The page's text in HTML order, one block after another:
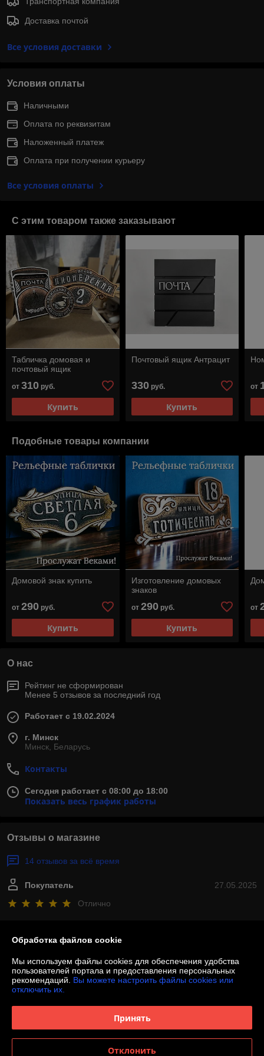
Доставка почтой
Все условия доставки
Условия оплаты
Наличными
Оплата по реквизитам
Наложенный платеж
Оплата при получении курьеру
Все условия оплаты
С этим товаром также заказывают
Табличка домовая и
почтовый ящик
от 310 руб.
Купить
Почтовый ящик Антрацит
330руб.
Купить
от
Подобные товары компании
Домовой знак купить
от 290 руб.
Купить
Изготовление домовых
знаков
от 290руб.
Купить
от
О нас
Рейтинг не сформирован
Менее 5 отзывов за последний год
Работает с 19.02.2024
г. Минск
Минск, Беларусь
Контакты
Сегодня работает с 08:00 до 18:00
Показать весь график работы
Отзывы о магазине
14 отзывов за всё время
27.05.2025
Покупатель
Отлично
дачи. Когда искала себе варианты, то даже не представляла что-то
остались невероятно довольны. Адресная табличка просто огонь!
Сделка подтверждена через корзину
Отлично
Обработка файлов cookie
Мы используем файлы cookies для обеспечения удобства
пользователей портала и предоставления персональных
рекомендаций. Вы можете настроить файлы cookies или
отключить их.
Принять
Отклонить